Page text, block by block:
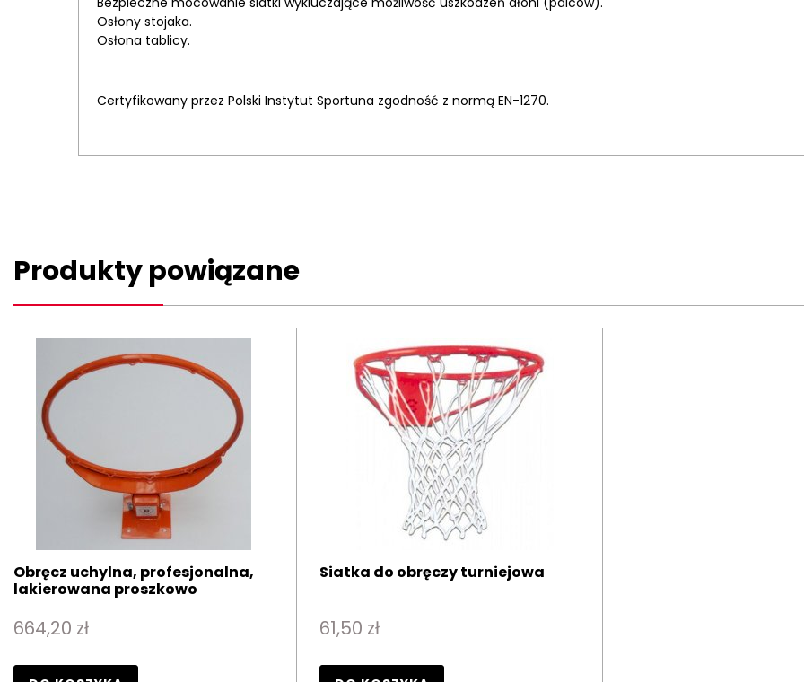
Osłony stojaka.
Osłona tablicy.
Certyfikowany przez Polski Instytut Sportuna zgodność z normą EN-1270.
Produkty powiązane
Obręcz uchylna, profesjonalna,
lakierowana proszkowo
664,20 zł
Siatka do obręczy turniejowa
61,50 zł